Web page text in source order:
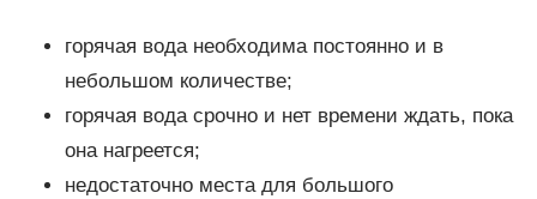
горячая вода необходима постоянно и в
небольшом количестве;
горячая вода срочно и нет времени ждать, пока
она нагреется;
недостаточно места для большого